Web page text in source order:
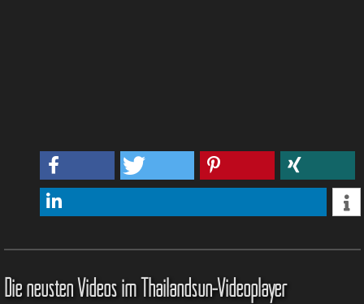
Die neusten Videos im Thailandsun-Videoplayer